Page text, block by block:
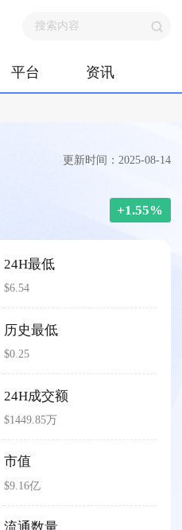
平台 资讯
更新时间：2025-08-14
+1.55%
24H最低
$6.54
历史最低
$0.25
24H成交额
$1449.85万
市值
$9.16亿